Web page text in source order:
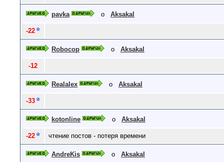
pavka о Aksakal
-22
Robocop о Aksakal
-12
Realalex о Aksakal
-33
kotonline о Aksakal
-22 чтение постов - потеря времени
AndreKis о Aksakal